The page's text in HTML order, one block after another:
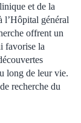
et de la
l’Hôpital général
offrent un
favorise la
long de leur vie.
recherche du